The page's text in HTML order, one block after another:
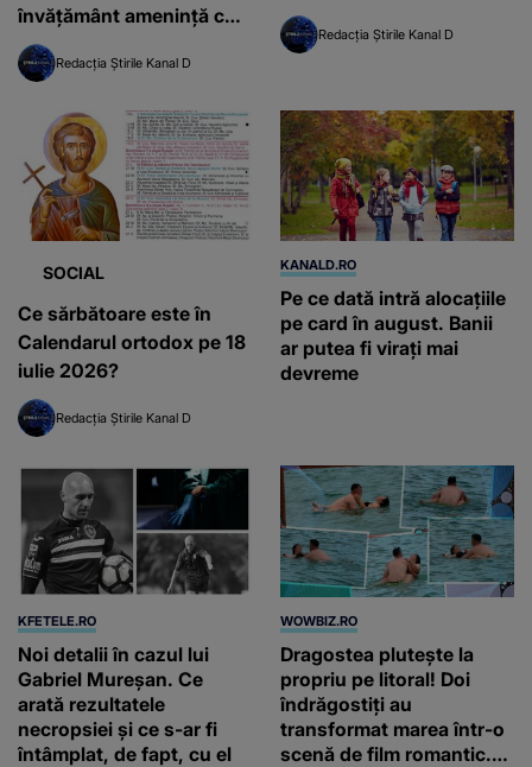
învățământ amenință cu
boicotarea: „Încercăm să
găsim soluţii”
Redacția Știrile Kanal D
Redacția Știrile Kanal D
SOCIAL
Ce sărbătoare este în
Calendarul ortodox pe 18
iulie 2026?
Redacția Știrile Kanal D
KANALD.RO
Pe ce dată intră alocațiile
pe card în august. Banii
ar putea fi virați mai
devreme
KFETELE.RO
Noi detalii în cazul lui
Gabriel Mureșan. Ce
arată rezultatele
necropsiei și ce s-ar fi
întâmplat, de fapt, cu el
WOWBIZ.RO
Dragostea plutește la
propriu pe litoral! Doi
îndrăgostiți au
transformat marea într-o
scenă de film romantic.